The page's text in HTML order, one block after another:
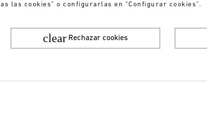
las cookies" o configurarlas en "Configurar cookies".
clear Rechazar cookies